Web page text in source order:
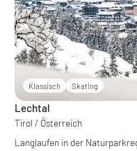
Klassisch Skating
Lechtal
Tirol / Österreich
Langlaufen in der